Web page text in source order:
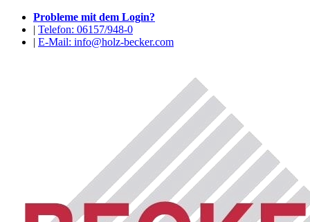
Probleme mit dem Login?
| Telefon: 06157/948-0
| E-Mail: info@holz-becker.com